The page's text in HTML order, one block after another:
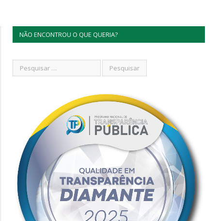
NÃO ENCONTROU O QUE QUERIA?